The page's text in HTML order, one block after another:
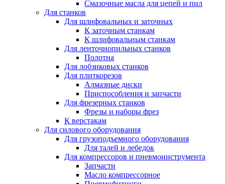
Смазочные масла для цепей и пил
Для станков
Для шлифовальных и заточных
К заточным станкам
К шлифовальным станкам
Для ленточнопильных станков
Полотна
Для лобзиковых станков
Для плиткорезов
Алмазные диски
Приспособления и запчасти
Для фрезерных станков
Фрезы и наборы фрез
К верстакам
Для силового оборудования
Для грузоподъемного оборудования
Для талей и лебедок
Для компрессоров и пневмоинструмента
Запчасти
Масло компрессорное